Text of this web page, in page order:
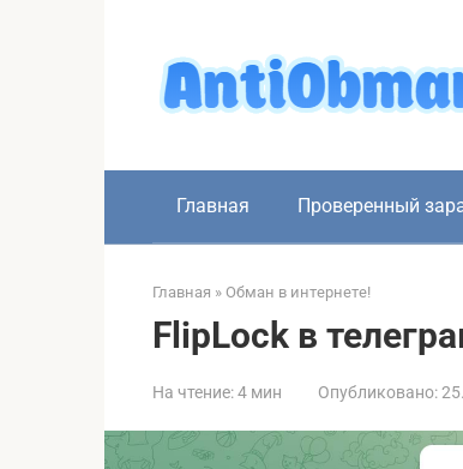
Главная Проверенный
Главная » Обман в интернете!
FlipLock в
На чтение:4 мин Опубликовано: